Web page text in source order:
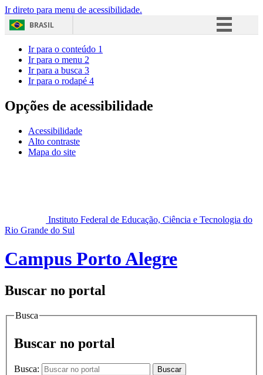
Ir direto para menu de acessibilidade.
BRASIL
Acesso à informação
Ir para o conteúdo 1
Ir para o menu 2
Ir para a busca 3
Ir para o rodapé 4
Opções de acessibilidade
Acessibilidade
Alto contraste
Mapa do site
Instituto Federal de Educação, Ciência e Tecnologia do
Rio Grande do Sul
Campus Porto Alegre
Buscar no portal
Busca
Buscar no portal
Busca: Buscar